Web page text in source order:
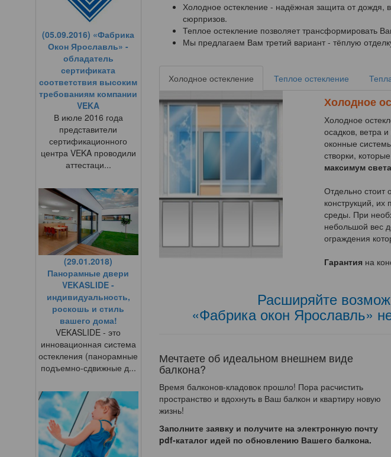
(05.09.2016) «Фабрика
Окон Ярославль» -
обладатель
сертификата
соответствия высоким
требованиям компании
VEKA
В июле 2016 года
представители
сертификационного
центра VEKA проводили
аттестаци...
(29.01.2018)
Панорамные двери
VEKASLIDE -
индивидуальность,
роскошь и стиль
вашего дома!
VEKASLIDE - это
инновационная система
остекления (панорамные
подъемно-сдвижные д...
Холодное остекление - надёжная защита от дождя,
сюрпризов.
Теплое остекление позволяет трансформировать
Мы предлагаем Вам третий вариант - тёплую
Холодное остекление Теплое остекление
Холодное
Холодное
осадков, ветра
оконные
створки,
максимум света
Отдельно стоит
конструкций,
среды. При
небольшой вес
ограждения
Гарантия на
Расширяйте
«Фабрика окон Ярославль»
Мечтаете об идеальном внешнем виде
балкона?
Время балконов-кладовок прошло! Пора расчистить
пространство и вдохнуть в Ваш балкон и квартиру новую
жизнь!
Заполните заявку и получите на электронную почту
pdf-каталог идей по обновлению Вашего балкона.